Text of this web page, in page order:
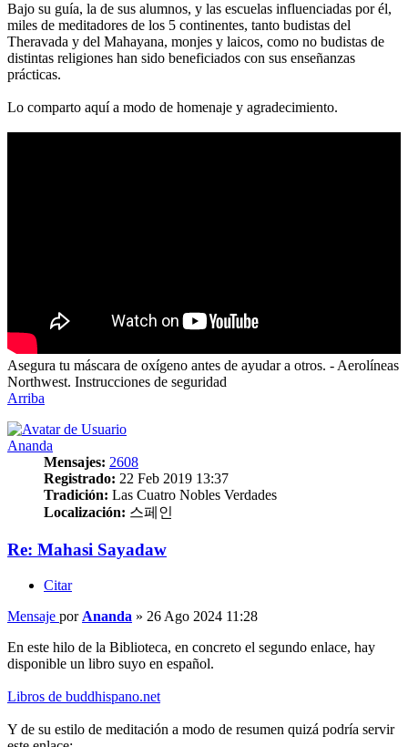
Bajo su guía, la de sus alumnos, y las escuelas influenciadas por él,
miles de meditadores de los 5 continentes, tanto budistas del
Theravada y del Mahayana, monjes y laicos, como no budistas de
distintas religiones han sido beneficiados con sus enseñanzas
prácticas.
Lo comparto aquí a modo de homenaje y agradecimiento.
Asegura tu máscara de oxígeno antes de ayudar a otros. - Aerolíneas
Northwest. Instrucciones de seguridad
Arriba
Ananda
Mensajes: 2608
Registrado: 22 Feb 2019 13:37
Tradición: Las Cuatro Nobles Verdades
Localización: 스페인
Re: Mahasi Sayadaw
Citar
Mensaje por Ananda » 26 Ago 2024 11:28
En este hilo de la Biblioteca, en concreto el segundo enlace, hay
disponible un libro suyo en español.
Libros de buddhispano.net
Y de su estilo de meditación a modo de resumen quizá podría servir